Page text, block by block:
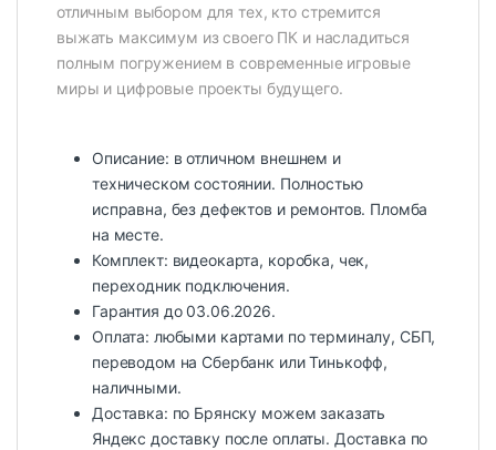
отличным выбором для тех, кто стремится
выжать максимум из своего ПК и насладиться
полным погружением в современные игровые
миры и цифровые проекты будущего.
Описание: в отличном внешнем и
техническом состоянии. Полностью
исправна, без дефектов и ремонтов. Пломба
на месте.
Комплект: видеокарта, коробка, чек,
переходник подключения.
Гарантия до 03.06.2026.
Оплата: любыми картами по терминалу, СБП,
переводом на Сбербанк или Тинькофф,
наличными.
Доставка: по Брянску можем заказать
Яндекс доставку после оплаты. Доставка по